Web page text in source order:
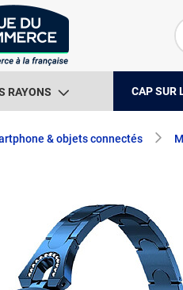
RAYONS CAP SUR
& objets connectés